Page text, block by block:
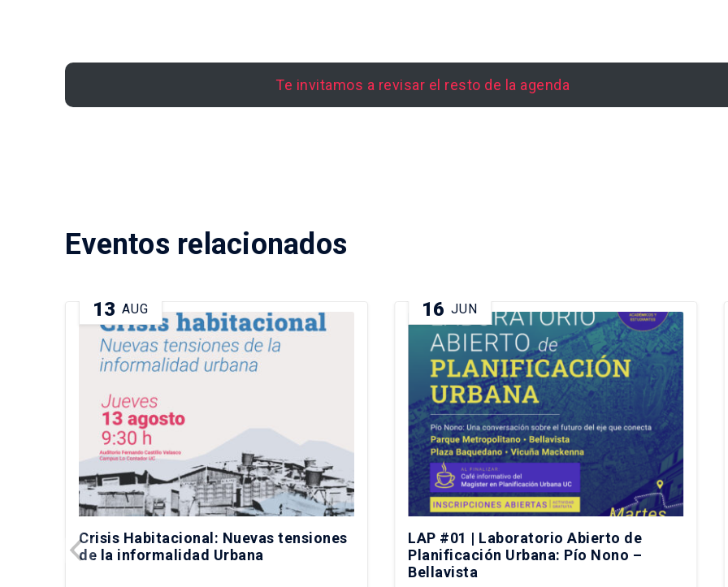
Te invitamos a revisar el resto de la agenda
Eventos relacionados
13 AUG
Crisis Habitacional: Nuevas tensiones
de la informalidad Urbana
16 JUN
LAP #01 | Laboratorio Abierto de
Planificación Urbana: Pío Nono –
Bellavista